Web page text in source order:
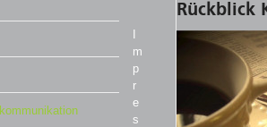
Rückblick
m
p
r
e
s